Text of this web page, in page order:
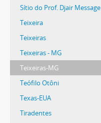
Sítio do Prof. Djair Message
Teixeira
Teixeiras
Teixeiras - MG
Teixeiras-MG
Teófilo Otôni
Texas-EUA
Tiradentes